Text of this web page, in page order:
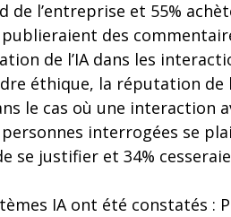
de l’entreprise et 55%
des
de l’IA dans les
éthique, la réputation de
le cas où une interaction
interrogées se
se justifier et 34%
IA ont été constatés :